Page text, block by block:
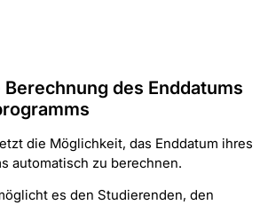
des Enddatums
die Möglichkeit, das Enddatum ihres
automatisch zu berechnen.
es den Studierenden, den